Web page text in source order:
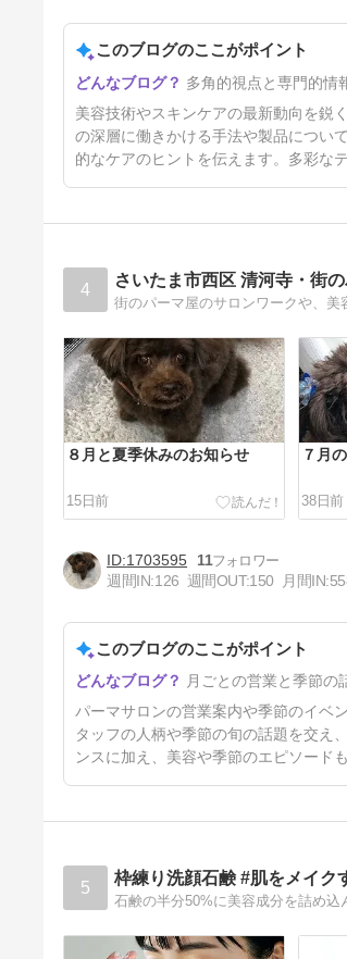
このブログのここがポイント
多角的視点と専門的情
美容技術やスキンケアの最新動向を鋭
の深層に働きかける手法や製品につい
的なケアのヒントを伝えます。多彩な
4 さいたま市西区 清河寺・街
８月と夏季休みのお知らせ
15日前
７月
38日前
ゴールデンウィークのお知らせ
4ヶ月前
1703595
11
週間IN:126 週間OUT:150 月間IN:
このブログのここがポイント
月ごとの営業と季節の
パーマサロンの営業案内や季節のイベ
タッフの人柄や季節の旬の話題を交え
ンスに加え、美容や季節のエピソード
5 枠練り洗顔石鹸 #肌をメイク